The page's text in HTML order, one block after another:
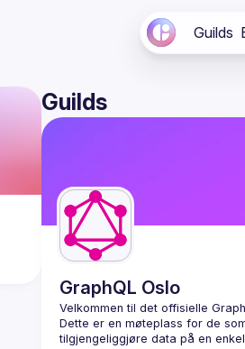
Guilds
Guilds
GraphQL Oslo
Dette er en møteplass for de